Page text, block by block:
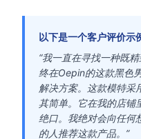
以下是一个客户评价示
“我一直在寻找一种既
终在Oepin的这款黑色
解决方案。这款模特采
其简单。它在我的店铺
绝口。我绝对会向任何
的人推荐这款产品。”